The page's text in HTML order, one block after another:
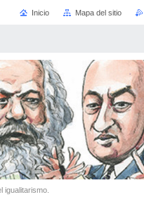
igualitarismo.
Inicio Mapa del sitio